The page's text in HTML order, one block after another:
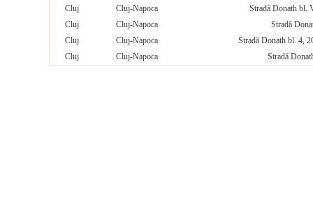
Cluj
Cluj-Napoca
Stradă Donath
Cluj
Cluj-Napoca
Stradă
Cluj
Cluj-Napoca
Stradă Donath bl. 4,
Cluj
Cluj-Napoca Stradă